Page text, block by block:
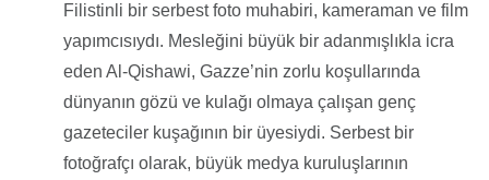
Filistinli bir serbest foto muhabiri, kameraman ve film
yapımcısıydı. Mesleğini büyük bir adanmışlıkla icra
eden Al-Qishawi, Gazze’nin zorlu koşullarında
dünyanın gözü ve kulağı olmaya çalışan genç
gazeteciler kuşağının bir üyesiydi. Serbest bir
fotoğrafçı olarak, büyük medya kuruluşlarının